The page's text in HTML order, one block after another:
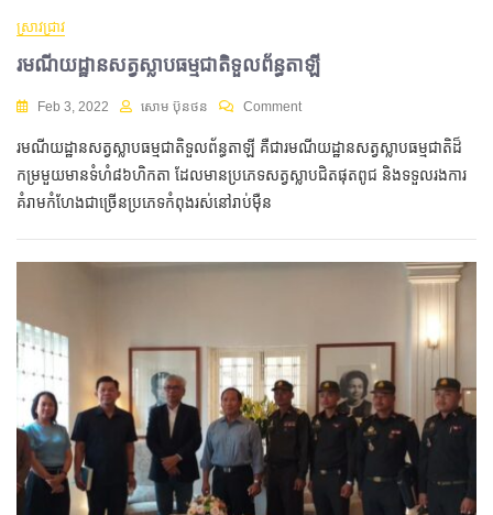
ស្រាវជ្រាវ
រមណីយដ្ឋានសត្វស្លាបធម្មជាតិទួលព័ន្ធតាឡី
Feb 3, 2022 សោម ប៊ុនថន Comment
រមណីយដ្ឋានសត្វស្លាបធម្មជាតិទួលព័ន្ធតាឡី គឺជារមណីយដ្ឋានសត្វស្លាបធម្មជាតិដ៏
កម្រមួយមានទំហំ៨៦ហិកតា ដែលមានប្រភេទសត្វស្លាបជិតផុតពូជ និងទទួលរងការ
គំរាមកំហែងជាច្រើនប្រភេទកំពុងរស់នៅរាប់ម៉ឺន